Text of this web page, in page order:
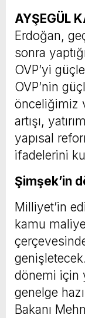
AYŞEGÜL
Erdoğan,
sonra
OVP’yi
OVP’nin
önceliğimiz
artışı,
yapısal
ifadelerini
Şimşek’in
Milliyet’in
kamu
dönemi için
genelge
Bakanı